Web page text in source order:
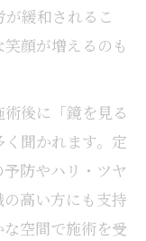
緩和されるこ
顔が増えるのも
後に「鏡を見る
聞かれます。定
防やハリ・ツヤ
高い方にも支持
空間で施術を受